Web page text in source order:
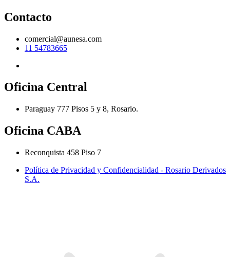
Contacto
comercial@aunesa.com
11 54783665
Oficina Central
Paraguay 777 Pisos 5 y 8, Rosario.
Oficina CABA
Reconquista 458 Piso 7
Política de Privacidad y Confidencialidad - Rosario Derivados
S.A.